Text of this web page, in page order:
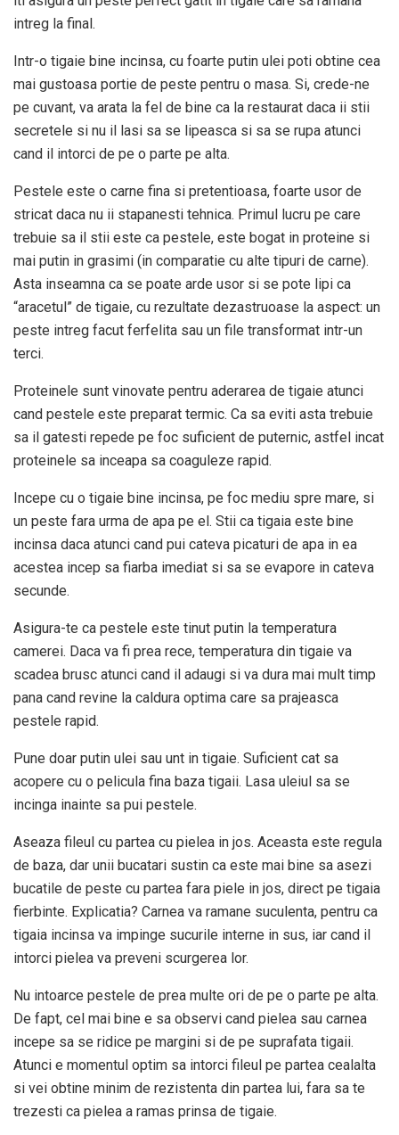
intreg la final.
Intr-o tigaie bine incinsa, cu foarte putin ulei poti obtine cea
mai gustoasa portie de peste pentru o masa. Si, crede-ne
pe cuvant, va arata la fel de bine ca la restaurat daca ii stii
secretele si nu il lasi sa se lipeasca si sa se rupa atunci
cand il intorci de pe o parte pe alta.
Pestele este o carne fina si pretentioasa, foarte usor de
stricat daca nu ii stapanesti tehnica. Primul lucru pe care
trebuie sa il stii este ca pestele, este bogat in proteine si
mai putin in grasimi (in comparatie cu alte tipuri de carne).
Asta inseamna ca se poate arde usor si se pote lipi ca
“aracetul” de tigaie, cu rezultate dezastruoase la aspect: un
peste intreg facut ferfelita sau un file transformat intr-un
terci.
Proteinele sunt vinovate pentru aderarea de tigaie atunci
cand pestele este preparat termic. Ca sa eviti asta trebuie
sa il gatesti repede pe foc suficient de puternic, astfel incat
proteinele sa inceapa sa coaguleze rapid.
Incepe cu o tigaie bine incinsa, pe foc mediu spre mare, si
un peste fara urma de apa pe el. Stii ca tigaia este bine
incinsa daca atunci cand pui cateva picaturi de apa in ea
acestea incep sa fiarba imediat si sa se evapore in cateva
secunde.
Asigura-te ca pestele este tinut putin la temperatura
camerei. Daca va fi prea rece, temperatura din tigaie va
scadea brusc atunci cand il adaugi si va dura mai mult timp
pana cand revine la caldura optima care sa prajeasca
pestele rapid.
Pune doar putin ulei sau unt in tigaie. Suficient cat sa
acopere cu o pelicula fina baza tigaii. Lasa uleiul sa se
incinga inainte sa pui pestele.
Aseaza fileul cu partea cu pielea in jos. Aceasta este regula
de baza, dar unii bucatari sustin ca este mai bine sa asezi
bucatile de peste cu partea fara piele in jos, direct pe tigaia
fierbinte. Explicatia? Carnea va ramane suculenta, pentru ca
tigaia incinsa va impinge sucurile interne in sus, iar cand il
intorci pielea va preveni scurgerea lor.
Nu intoarce pestele de prea multe ori de pe o parte pe alta.
De fapt, cel mai bine e sa observi cand pielea sau carnea
incepe sa se ridice pe margini si de pe suprafata tigaii.
Atunci e momentul optim sa intorci fileul pe partea cealalta
si vei obtine minim de rezistenta din partea lui, fara sa te
trezesti ca pielea a ramas prinsa de tigaie.